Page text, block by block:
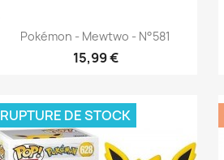
Pokémon - Mewtwo - N°581
15,99 €
Aperçu rapide
RUPTURE DE STOCK